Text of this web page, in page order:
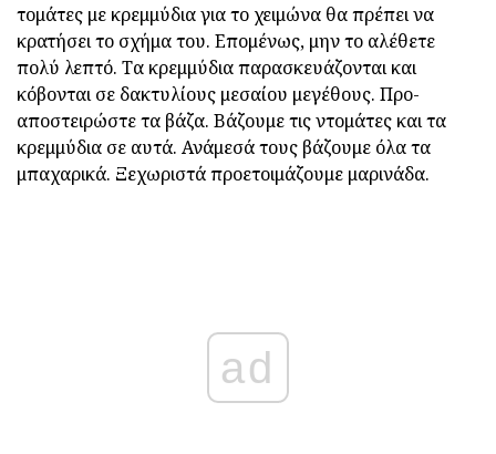
τομάτες με κρεμμύδια για το χειμώνα θα πρέπει να
κρατήσει το σχήμα του. Επομένως, μην το αλέθετε
πολύ λεπτό. Τα κρεμμύδια παρασκευάζονται και
κόβονται σε δακτυλίους μεσαίου μεγέθους. Προ-
αποστειρώστε τα βάζα. Βάζουμε τις ντομάτες και τα
κρεμμύδια σε αυτά. Ανάμεσά τους βάζουμε όλα τα
μπαχαρικά. Ξεχωριστά προετοιμάζουμε μαρινάδα.
ad